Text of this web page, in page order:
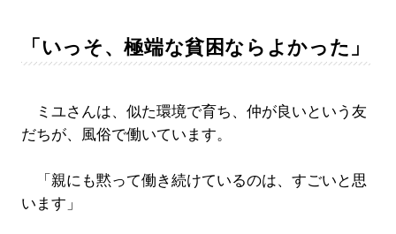
「いっそ、極端な貧困ならよかった」
ミユさんは、似た環境で育ち、仲が良いという友
だちが、風俗で働いています。
「親にも黙って働き続けているのは、すごいと思
います」